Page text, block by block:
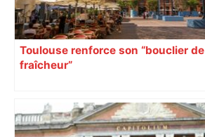
Toulouse renforce son “bouclier de
fraîcheur”